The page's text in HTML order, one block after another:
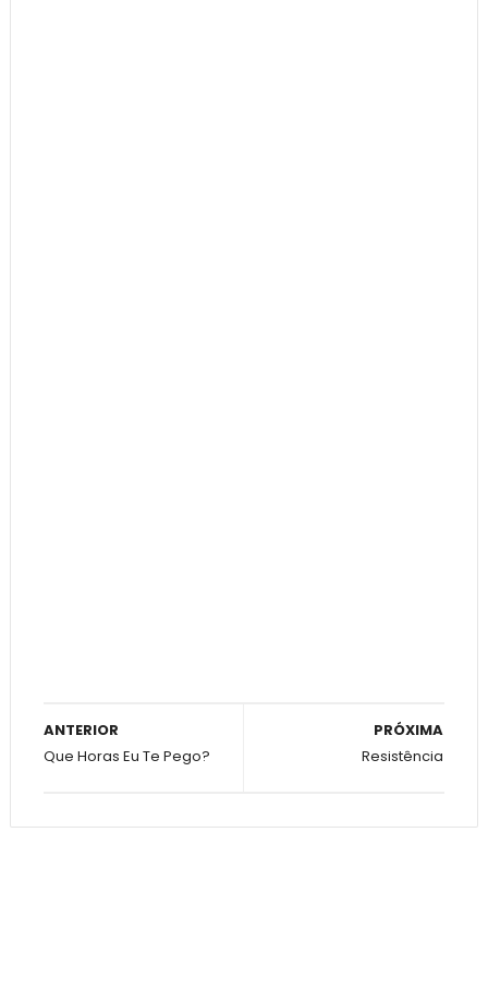
PRÓXIMA
Resistência
ANTERIOR
Que Horas Eu Te Pego?